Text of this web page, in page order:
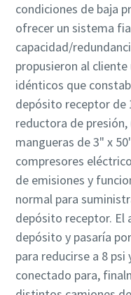
condiciones de baja
ofrecer un sistema
capacidad/
propusieron al
idénticos que
depósito receptor de
reductora de
mangueras de 3" x
compresores
de emisiones y
normal para
depósito receptor. El
depósito y pasaría
para reducirse a 8
conectado para,